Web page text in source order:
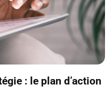
: le plan d’action